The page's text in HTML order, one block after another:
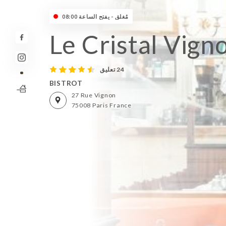
مُغلق - يفتح الساعة 08:00
Le Cristal
24 تعليق
BISTROT
27 Rue Vignon
75008 Paris France